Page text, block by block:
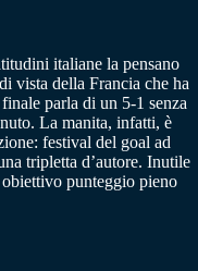
italiane la pensano
vista della Francia che ha
parla di un 5-1 senza
La manita, infatti, è
festival del goal ad
tripletta d’autore. Inutile
punteggio pieno